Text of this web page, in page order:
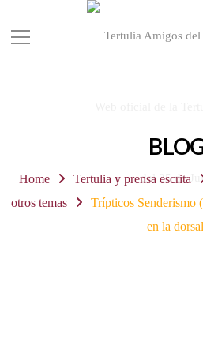
Home Tertulia y prensa escrita
otros temas
Trípticos Senderismo
en la dorsal